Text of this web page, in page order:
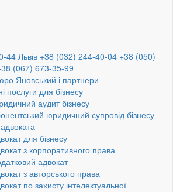
44 Львів +38 (032) 244-40-04 +38 (050)
(067) 673-35-99
Яновський і партнери
послуги для бізнесу
аудит бізнесу
юридичний супровід бізнесу
для бізнесу
з корпоративного права
адвокат
з авторського права
по захисту інтелектуальної